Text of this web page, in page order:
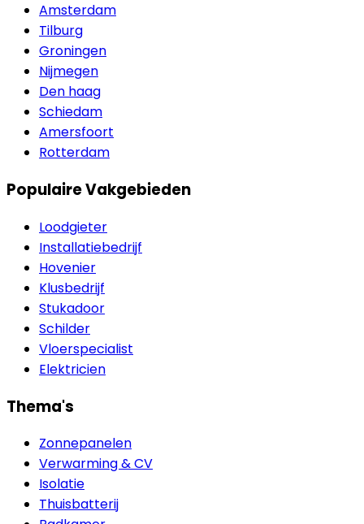
Amsterdam
Tilburg
Groningen
Nijmegen
Den haag
Schiedam
Amersfoort
Rotterdam
Populaire Vakgebieden
Loodgieter
Installatiebedrijf
Hovenier
Klusbedrijf
Stukadoor
Schilder
Vloerspecialist
Elektricien
Thema's
Zonnepanelen
Verwarming & CV
Isolatie
Thuisbatterij